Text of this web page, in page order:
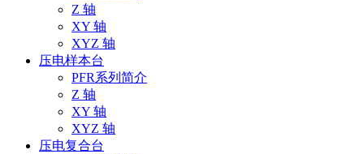
Z 轴
XY 轴
XYZ 轴
压电样本台
PFR系列简介
Z 轴
XY 轴
XYZ 轴
压电复合台